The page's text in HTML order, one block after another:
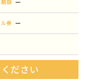
期限 ー
ル券 ー
ださい